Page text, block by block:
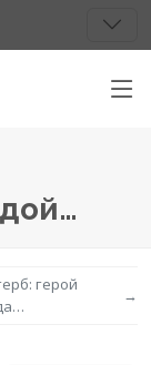
герой
→